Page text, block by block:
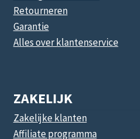
Retourneren
Garantie
Alles over klantenservice
ZAKELIJK
Zakelijke klanten
Affiliate programma